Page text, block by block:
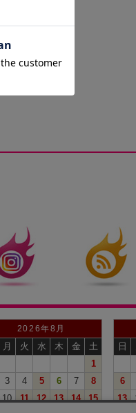
2026年8月
月 火 水 木 金
土
1
3 4 5 6 7
8
10 11 12 13 14
15
日
6
13